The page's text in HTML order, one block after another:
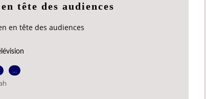
tête des audiences
en tête des audiences